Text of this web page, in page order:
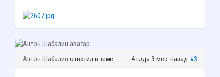
Антон Шабалин ответил в теме #3
4 года 9 мес. назад